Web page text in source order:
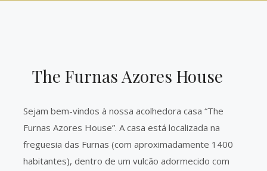
The Furnas Azores House
Sejam bem-vindos à nossa acolhedora casa “The
Furnas Azores House”. A casa está localizada na
freguesia das Furnas (com aproximadamente 1400
habitantes), dentro de um vulcão adormecido com